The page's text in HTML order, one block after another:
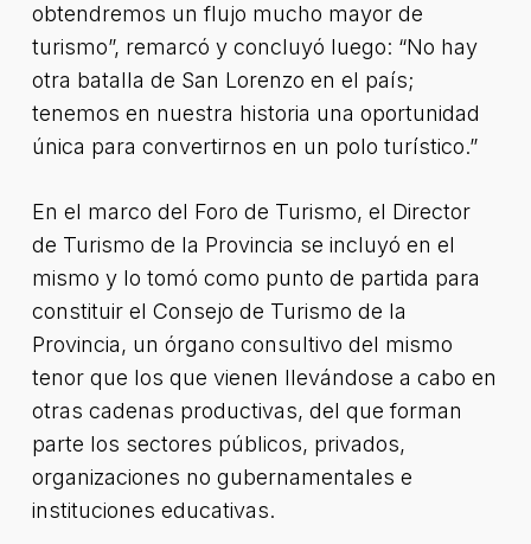
obtendremos un flujo mucho mayor de
turismo”, remarcó y concluyó luego: “No hay
otra batalla de San Lorenzo en el país;
tenemos en nuestra historia una oportunidad
única para convertirnos en un polo turístico.”
En el marco del Foro de Turismo, el Director
de Turismo de la Provincia se incluyó en el
mismo y lo tomó como punto de partida para
constituir el Consejo de Turismo de la
Provincia, un órgano consultivo del mismo
tenor que los que vienen llevándose a cabo en
otras cadenas productivas, del que forman
parte los sectores públicos, privados,
organizaciones no gubernamentales e
instituciones educativas.